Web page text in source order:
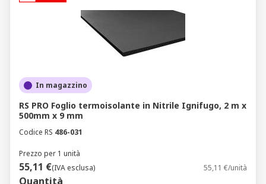
In magazzino
RS PRO Foglio termoisolante in Nitrile Ignifugo, 2 m x
500mm x 9 mm
Codice RS 486-031
Prezzo per 1 unità
55,11 €(IVA esclusa) 55,11 €/unità
Quantità